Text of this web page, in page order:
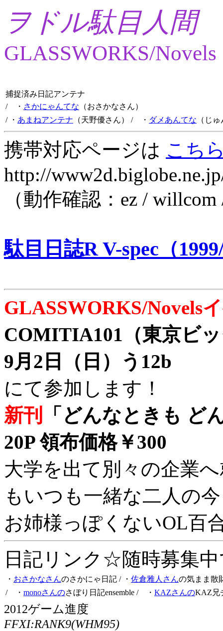
ヲドル駄目人間
GLASSWORKS/Novels
捕捉済み日記アンテナ
/ ・ さかにゃんてな （おさかなさん）
/ ・ あまねアンテナ （天野優さん） / ・ ダメあんてな （じ
携帯対応ページは こち
http://
（動作確認：ez /
駄目日誌R V-spec（
GLASSWORKS/Novels
COMITIA101（東京ビ
9月2日（日）う12b
にて参加します！
新刊
「どんなときも ど
20P 領布価格￥300
大学を出て別々の企業
もいつも一緒な二人の
お姉様っぽくないOL百
日記リンク☆随時募集
・ おさかなさんのさかにゃ日記 / ・ 佐倉雅人さんの気まま散
/ ・ monoさんのさぼり日記ensemble / ・ KAZさんのKAZ兄
2012ゲーム進度
FFXI:RANK9(WHM95)